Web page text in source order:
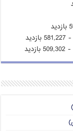
- 581,227 بازدید
- 509,302 بازدید